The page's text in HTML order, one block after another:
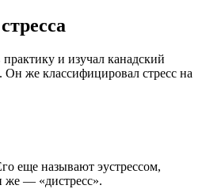
и изучал канадский
же классифицировал стресс на
еще называют эустрессом,
же — «дистресс».